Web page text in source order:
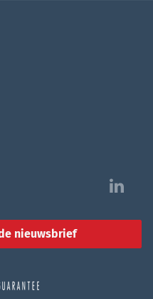
l
nieuwsbrief